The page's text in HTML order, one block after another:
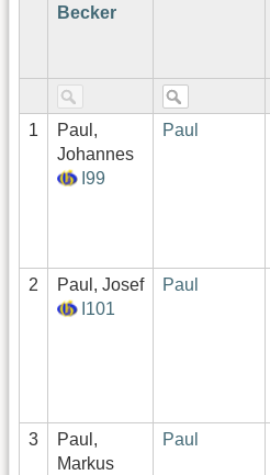
Becker
1
Paul,
Johannes
I99
Paul
2
Paul, Josef
I101
Paul
3
Paul,
Markus
Paul